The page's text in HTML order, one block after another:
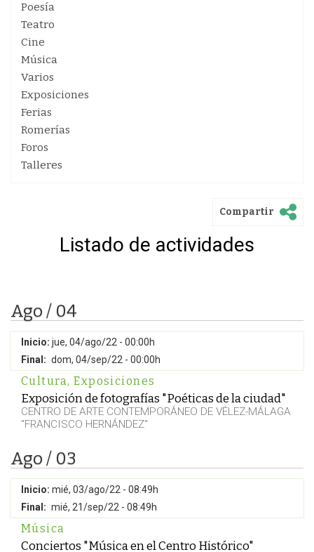
Poesía
Teatro
Cine
Música
Varios
Exposiciones
Ferias
Romerías
Foros
Talleres
Compartir
Listado de actividades
Ago / 04
Inicio: jue, 04/ago/22 - 00:00h
Final: dom, 04/sep/22 - 00:00h
Cultura, Exposiciones
Exposición de fotografías "Poéticas de la ciudad"
CENTRO DE ARTE CONTEMPORÁNEO DE VÉLEZ-MÁLAGA
"FRANCISCO HERNÁNDEZ"
Ago / 03
Inicio: mié, 03/ago/22 - 08:49h
Final: mié, 21/sep/22 - 08:49h
Música
Conciertos "Música en el Centro Histórico"